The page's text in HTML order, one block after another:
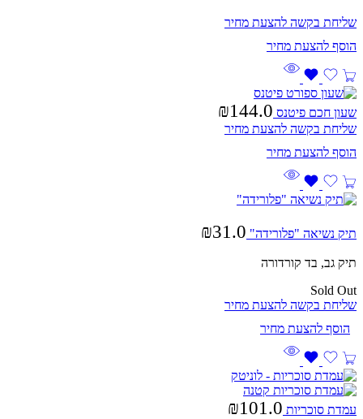
שליחת בקשה להצעת מחיר
שעון חכם פיטנס ₪144.0
שליחת בקשה להצעת מחיר
תיק נשיאה "פלורידה" ₪31.0
תיק גב, בד קורדורה
Sold Out
שליחת בקשה להצעת מחיר
עמדת סוכריות ₪101.0